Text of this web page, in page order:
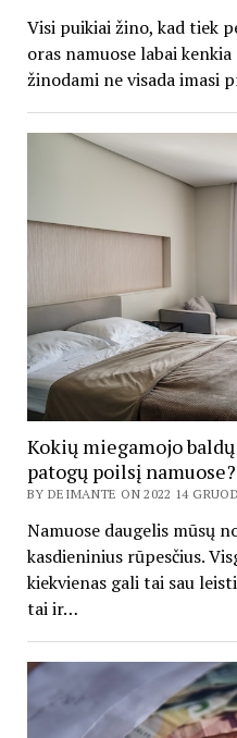
Visi puikiai žino, kad tiek
oras namuose labai
žinodami ne visada imasi
Kokių miegamojo
patogų poilsį namuose?
BY DEIMANTE ON 2022 14
Namuose daugelis mūsų
kasdieninius rūpesčius.
kiekvienas gali tai sau
tai ir…